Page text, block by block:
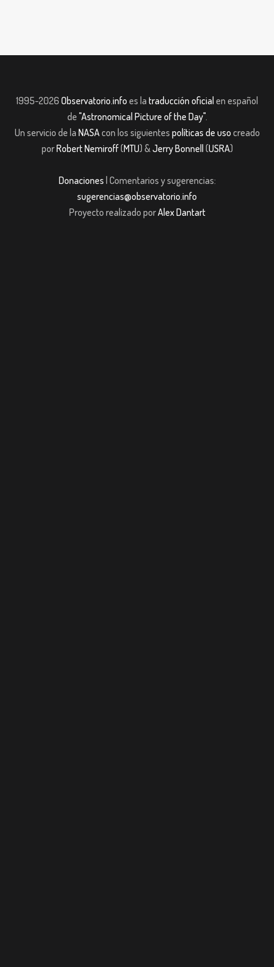
1995-2026 Observatorio.info es la traducción oficial en español
de "Astronomical Picture of the Day".
Un servicio de la NASAcon los siguientes políticas de uso creado
porRobert Nemiroff(MTU) &Jerry Bonnell (USRA)
Donaciones | Comentarios y sugerencias:
sugerencias@observatorio.info
Proyecto realizado porAlex Dantart